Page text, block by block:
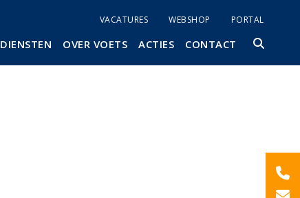
VACATURES WEBSHOP PORTAL
DIENSTEN OVER VOETS ACTIES CONTACT